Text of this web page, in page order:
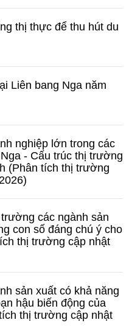
thị thực để thu hút du
Liên bang Nga năm
nghiệp lớn trong các
- Cấu trúc thị trường
(Phân tích thị trường
các ngành sản
con số đáng chú ý cho
thị trường cập nhật
sản xuất có khả năng
hậu biến động của
thị trường cập nhật